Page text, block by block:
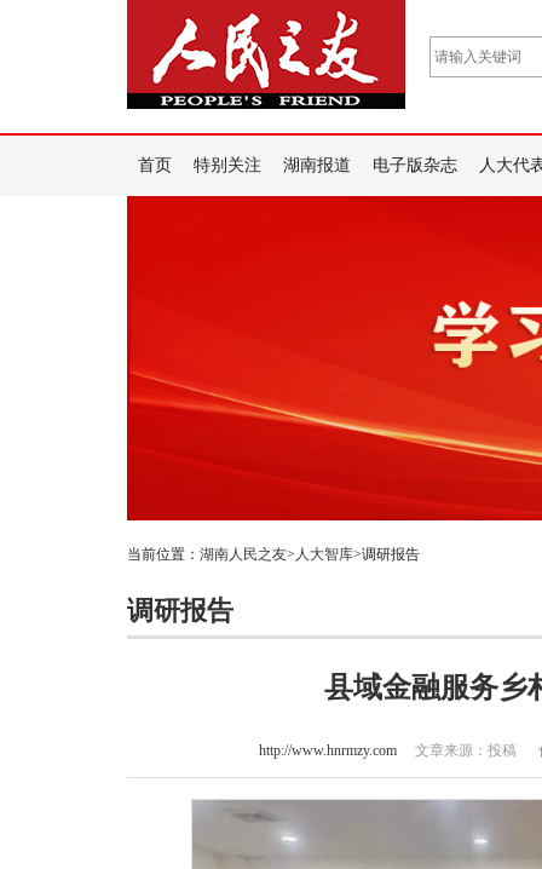
首页 特别关注 湖南报道 电子版杂志 人大代
当前位置： 湖南人民之友> 人大智库>调研报告
调研报告
县域金融服务乡
http://www.hnrmzy.com 文章来源：投稿